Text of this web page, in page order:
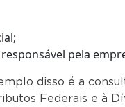
pela
disso é a
Federais e à